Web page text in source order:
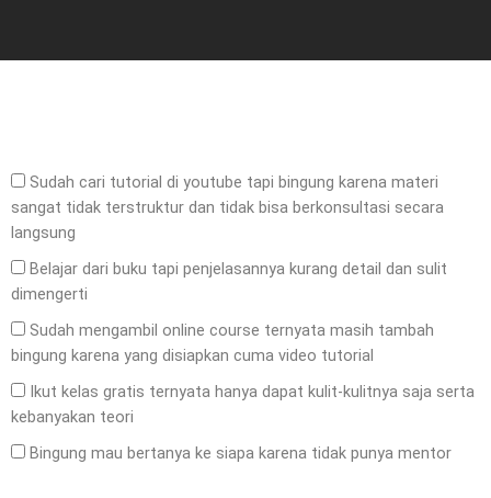
Sudah cari tutorial di youtube tapi bingung karena materi
sangat tidak terstruktur dan tidak bisa berkonsultasi secara
langsung
Belajar dari buku tapi penjelasannya kurang detail dan sulit
dimengerti
Sudah mengambil online course ternyata masih tambah
bingung karena yang disiapkan cuma video tutorial
Ikut kelas gratis ternyata hanya dapat kulit-kulitnya saja serta
kebanyakan teori
Bingung mau bertanya ke siapa karena tidak punya mentor